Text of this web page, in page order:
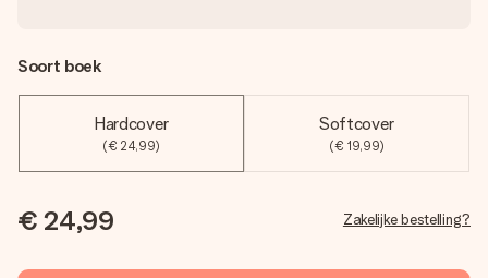
Soort boek
Hardcover
(€ 24,99)
Softcover
(€ 19,99)
€ 24,99 Zakelijke bestelling?